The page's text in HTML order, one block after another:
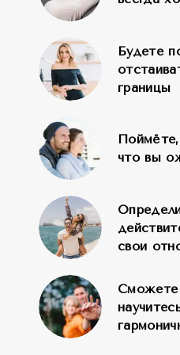
благодарность
Будете
границы
что вы
свои
Сможете